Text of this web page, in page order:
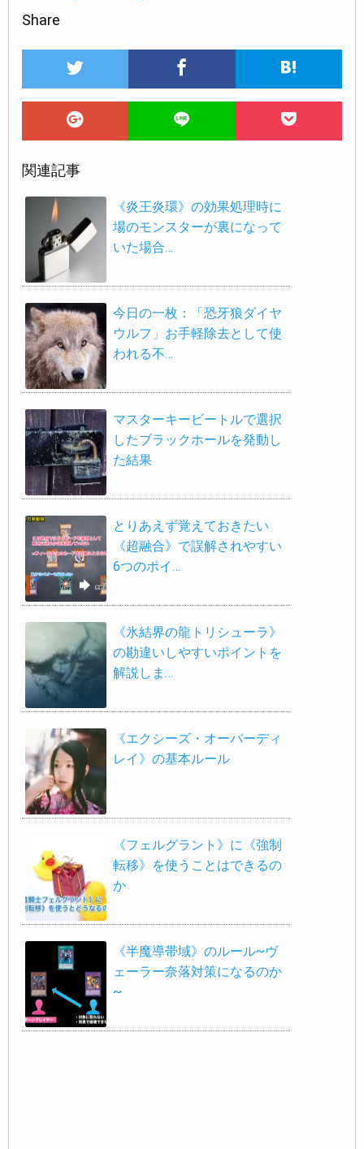
Share
関連記事
《炎王炎環》の効果処理時に
場のモンスターが裏になって
いた場合…
今日の一枚：「恐牙狼ダイヤ
ウルフ」お手軽除去として使
われる不…
マスターキービートルで選択
したブラックホールを発動し
た結果
とりあえず覚えておきたい
《超融合》で誤解されやすい
6つのポイ…
《氷結界の龍トリシューラ》
の勘違いしやすいポイントを
解説しま…
《エクシーズ・オーバーディ
レイ》の基本ルール
《フェルグラント》に《強制
転移》を使うことはできるの
か
《半魔導帯域》のルール~ヴ
ェーラー奈落対策になるのか
~